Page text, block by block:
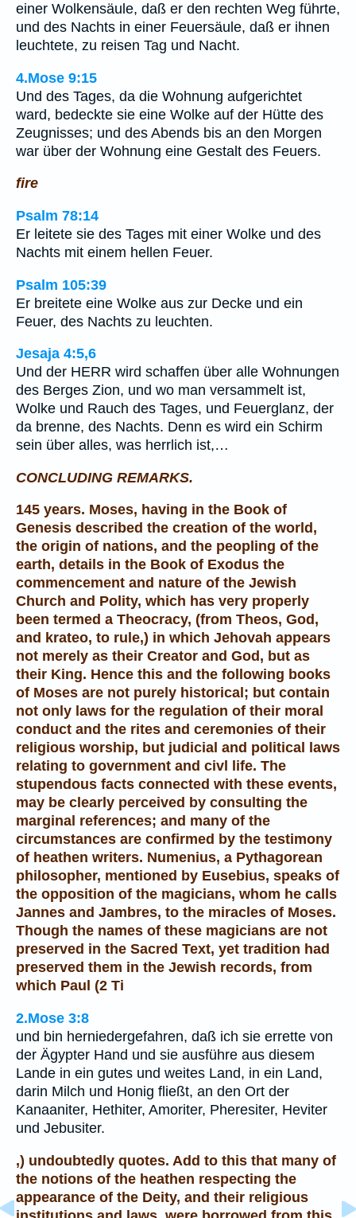
einer Wolkensäule, daß er den rechten Weg führte,
und des Nachts in einer Feuersäule, daß er ihnen
leuchtete, zu reisen Tag und Nacht.
4.Mose 9:15
Und des Tages, da die Wohnung aufgerichtet
ward, bedeckte sie eine Wolke auf der Hütte des
Zeugnisses; und des Abends bis an den Morgen
war über der Wohnung eine Gestalt des Feuers.
fire
Psalm 78:14
Er leitete sie des Tages mit einer Wolke und des
Nachts mit einem hellen Feuer.
Psalm 105:39
Er breitete eine Wolke aus zur Decke und ein
Feuer, des Nachts zu leuchten.
Jesaja 4:5,6
Und der HERR wird schaffen über alle Wohnungen
des Berges Zion, und wo man versammelt ist,
Wolke und Rauch des Tages, und Feuerglanz, der
da brenne, des Nachts. Denn es wird ein Schirm
sein über alles, was herrlich ist,…
CONCLUDING REMARKS.
145 years. Moses, having in the Book of
Genesis described the creation of the world,
the origin of nations, and the peopling of the
earth, details in the Book of Exodus the
commencement and nature of the Jewish
Church and Polity, which has very properly
been termed a Theocracy, (from Theos, God,
and krateo, to rule,) in which Jehovah appears
not merely as their Creator and God, but as
their King. Hence this and the following books
of Moses are not purely historical; but contain
not only laws for the regulation of their moral
conduct and the rites and ceremonies of their
religious worship, but judicial and political laws
relating to government and civl life. The
stupendous facts connected with these events,
may be clearly perceived by consulting the
marginal references; and many of the
circumstances are confirmed by the testimony
of heathen writers. Numenius, a Pythagorean
philosopher, mentioned by Eusebius, speaks of
the opposition of the magicians, whom he calls
Jannes and Jambres, to the miracles of Moses.
Though the names of these magicians are not
preserved in the Sacred Text, yet tradition had
preserved them in the Jewish records, from
which Paul (2 Ti
2.Mose 3:8
und bin herniedergefahren, daß ich sie errette von
der Ägypter Hand und sie ausführe aus diesem
Lande in ein gutes und weites Land, in ein Land,
darin Milch und Honig fließt, an den Ort der
Kanaaniter, Hethiter, Amoriter, Pheresiter, Heviter
und Jebusiter.
,) undoubtedly quotes. Add to this that many of
the notions of the heathen respecting the
appearance of the Deity, and their religious